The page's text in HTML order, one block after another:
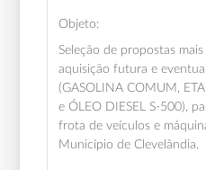
Objeto:
Seleção de propostas
aquisição futura e
(GASOLINA COMUM,
e ÓLEO DIESEL S-500),
frota de veículos e
Município de Clevelândia.